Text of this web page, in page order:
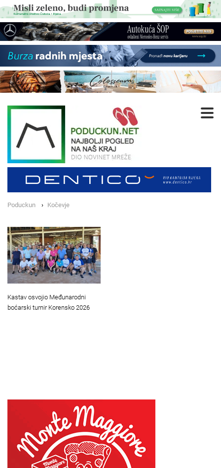
Poduckun Kočevje
Kastav osvojio Međunarodni
boćarski turnir Korensko 2026